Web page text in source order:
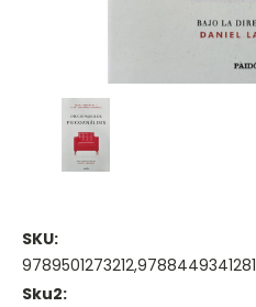
SKU:
9789501273212,9788449341281
Sku2: